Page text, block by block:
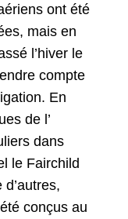
ont été
mais en
l’hiver le
compte
En
de l’
dans
le Fairchild
conçus au